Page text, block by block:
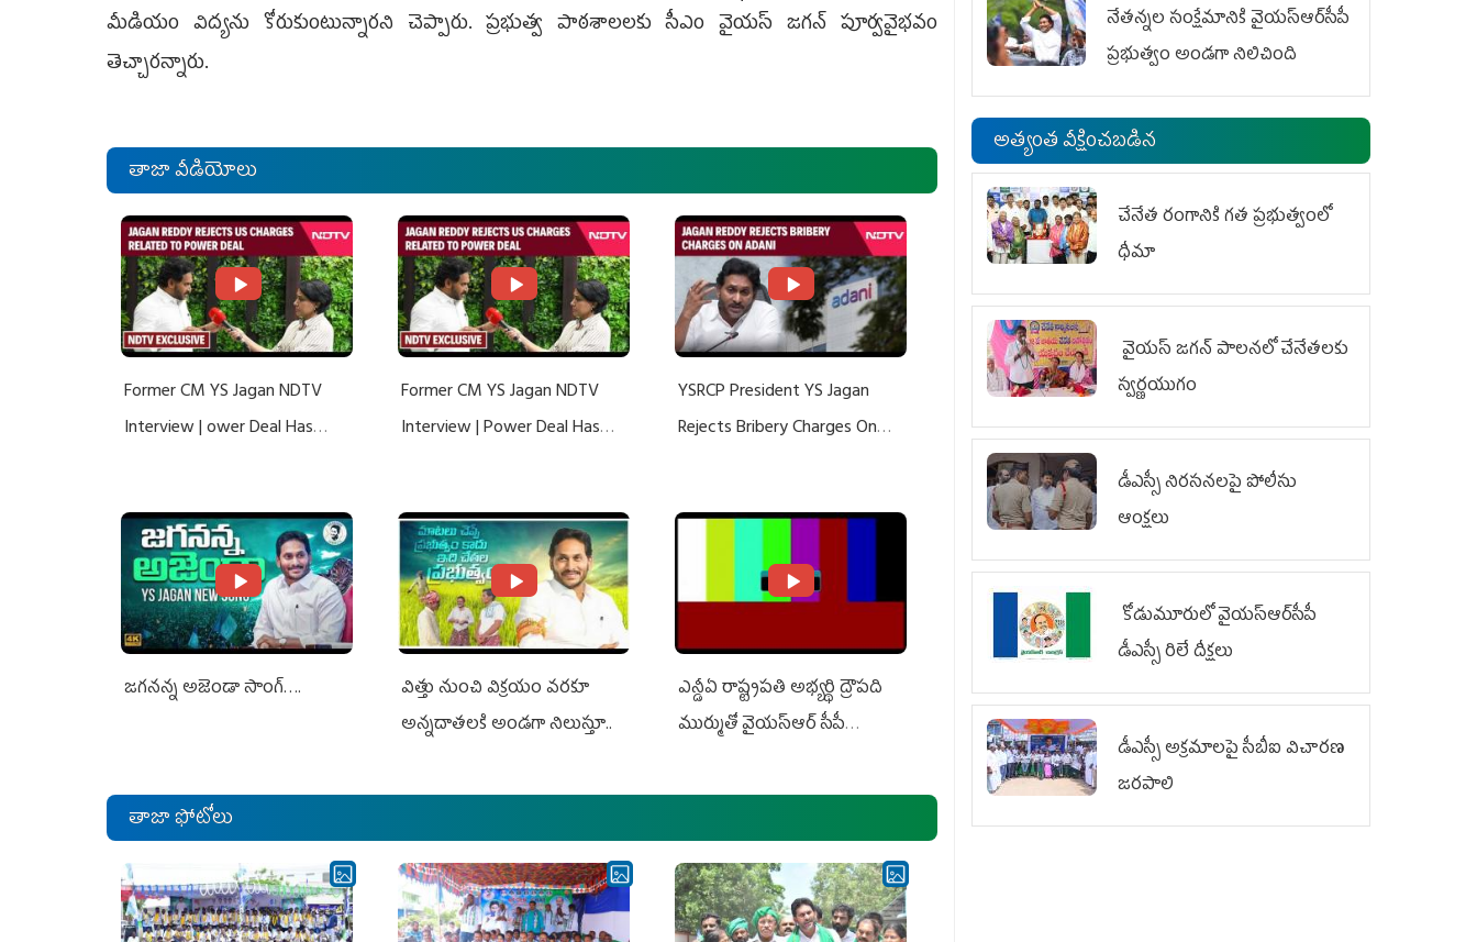
మీడియం విద్యను కోరుకుంటున్నారని చెప్పారు. ప్రభుత్వ పాఠశాలలకు సీఎం వైయస్‌ జగన్‌ పూర్వవైభవం
తెచ్చారన్నారు.
తాజా వీడియోలు
Former CM YS Jagan NDTV
Interview | ower Deal Has
Former CM YS Jagan NDTV
Interview | Power Deal Has
YSRCP President YS Jagan
Rejects Bribery Charges On
జగనన్న అజెండా సాంగ్….
విత్తు నుంచి విక్రయం వరకూ
అన్నదాతలకి అండగా నిలుస్తూ..
ఎన్డీఏ రాష్ట్ర‌ప‌తి అభ్య‌ర్థి ద్రౌప‌ది
ముర్ముతో వైయ‌స్ఆర్ సీపీ
ఎమ్మెల్యేలు, ఎంపీల స‌మావేశం
తాజా ఫోటోలు
నేతన్నల సంక్షేమానికి వైయ‌స్ఆర్‌సీపీ
ప్రభుత్వం అండగా నిలిచింది
అత్యంత వీక్షించబడిన
చేనేత రంగానికి గత ప్రభుత్వంలో
ధీమా
వైయ‌స్ జగన్ పాలనలో చేనేతలకు
స్వర్ణయుగం
డీఎస్సీ నిరసనలపై పోలీసు
ఆంక్షలు
కోడుమూరులో వైయ‌స్ఆర్‌సీపీ
డీఎస్సీ రిలే దీక్షలు
డీఎస్సీ అక్రమాలపై సీబీఐ విచారణ
జరపాలి